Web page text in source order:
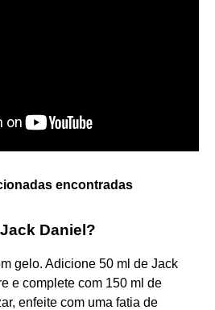
encontradas
Daniel?
gelo. Adicione 50 ml de Jack
e complete com 150 ml de
enfeite com uma fatia de